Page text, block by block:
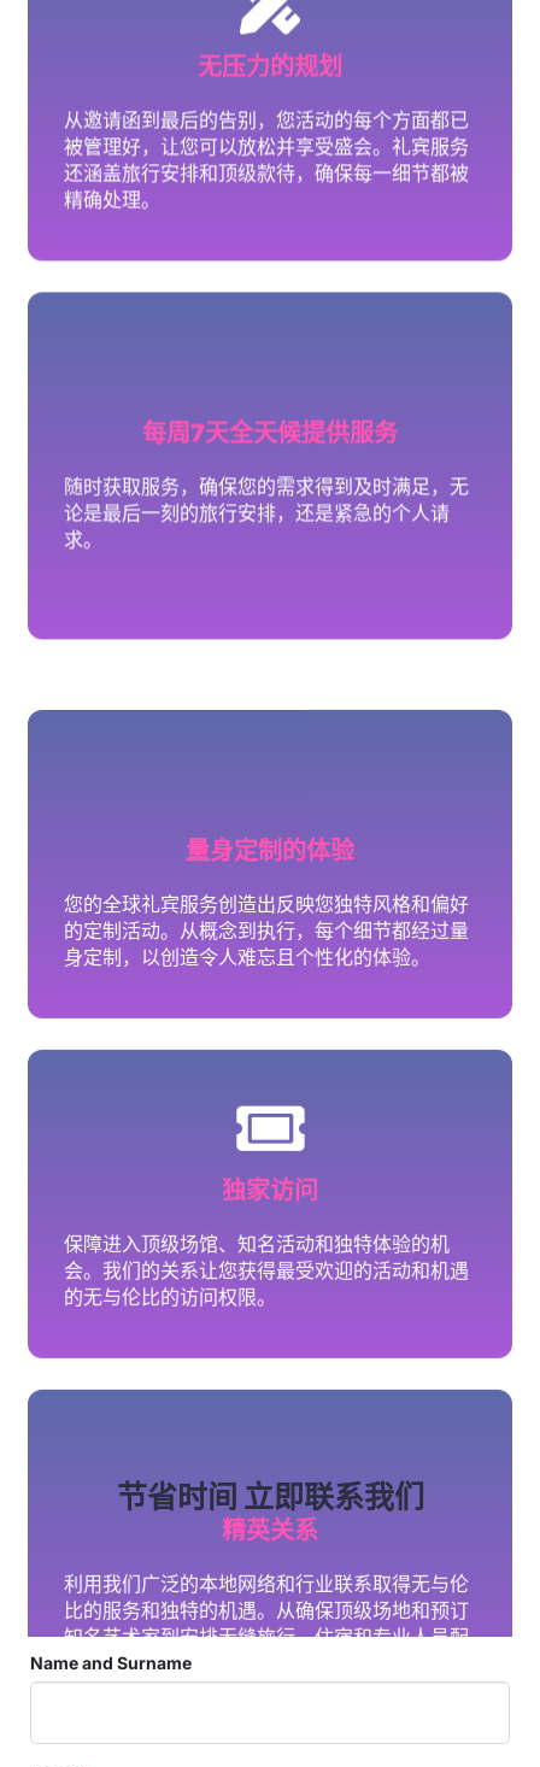
每周7天全天候提供服务
随时获取服务，确保您的需求得到及时满足，无
论是最后一刻的旅行安排，还是紧急的个人请
求。
量身定制的体验
您的全球礼宾服务创造出反映您独特风格和偏好
独家访问
会。我们的关系让您获得最受欢迎的活动和机遇
的无与伦比的访问权限。
精英关系
比的服务和独特的机遇。从确保顶级场地和预订
知名艺术家到安排无缝旅行、住宿和专业人员配
置，我们的礼宾服务确保了获得卓越的体验和独
节省时间 立即联系我们
Name and Surname